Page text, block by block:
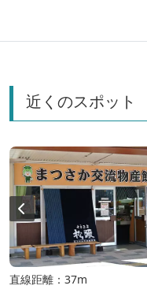
をご紹介します♪
近くのスポット
直線距離：37m